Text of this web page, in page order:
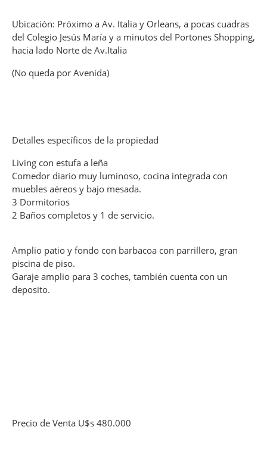
Ubicación: Próximo a Av. Italia y Orleans, a pocas cuadras
del Colegio Jesús María y a minutos del Portones Shopping,
hacia lado Norte de Av.Italia
(No queda por Avenida)
Detalles específicos de la propiedad
Living con estufa a leña
Comedor diario muy luminoso, cocina integrada con
muebles aéreos y bajo mesada.
3 Dormitorios
2 Baños completos y 1 de servicio.
Amplio patio y fondo con barbacoa con parrillero, gran
piscina de piso.
Garaje amplio para 3 coches, también cuenta con un
deposito.
Precio de Venta U$s 480.000